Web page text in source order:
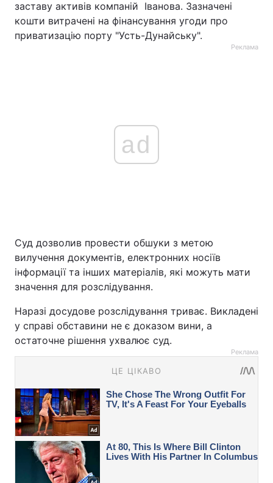
заставу активів компаній Іванова. Зазначені
кошти витрачені на фінансування угоди про
приватизацію порту "Усть-Дунайську".
Реклама
ad
Суд дозволив провести обшуки з метою
вилучення документів, електронних носіїв
інформації та інших матеріалів, які можуть мати
значення для розслідування.
Наразі досудове розслідування триває. Викладені
у справі обставини не є доказом вини, а
остаточне рішення ухвалює суд.
Реклама